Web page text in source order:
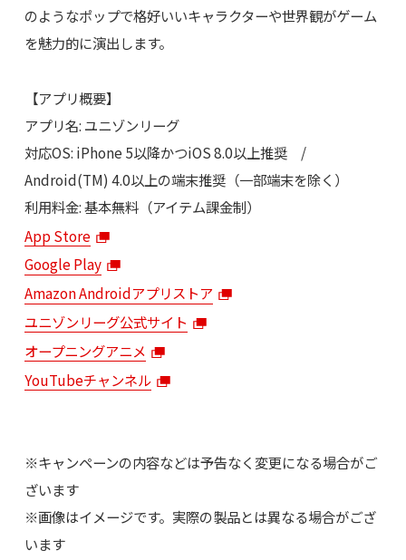
のようなポップで格好いいキャラクターや世界観がゲーム
を魅力的に演出します。
【アプリ概要】
アプリ名: ユニゾンリーグ
対応OS: iPhone 5以降かつiOS 8.0以上推奨 /
Android(TM) 4.0以上の端末推奨（一部端末を除く）
利用料金: 基本無料（アイテム課金制）
App Store
Google Play
Amazon Androidアプリストア
ユニゾンリーグ公式サイト
オープニングアニメ
YouTubeチャンネル
※キャンペーンの内容などは予告なく変更になる場合がご
ざいます
※画像はイメージです。実際の製品とは異なる場合がござ
います